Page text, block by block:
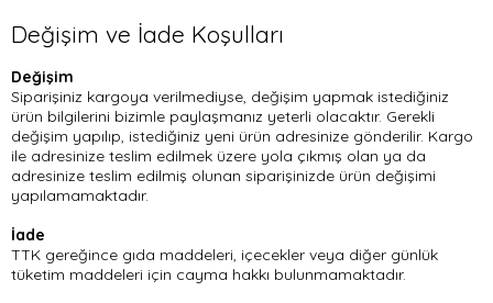
Değişim ve İade Koşulları
Değişim
Siparişiniz kargoya verilmediyse, değişim yapmak istediğiniz
ürün bilgilerini bizimle paylaşmanız yeterli olacaktır. Gerekli
değişim yapılıp, istediğiniz yeni ürün adresinize gönderilir. Kargo
ile adresinize teslim edilmek üzere yola çıkmış olan ya da
adresinize teslim edilmiş olunan siparişinizde ürün değişimi
yapılamamaktadır.
İade
TTK gereğince gıda maddeleri, içecekler veya diğer günlük
tüketim maddeleri için cayma hakkı bulunmamaktadır.